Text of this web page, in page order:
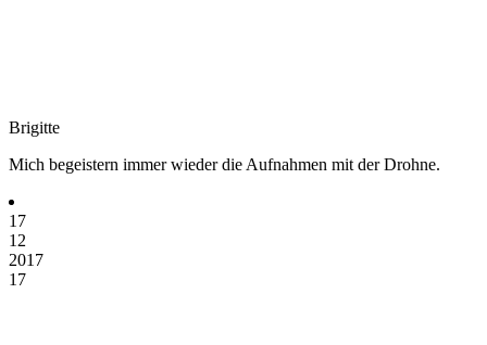
Brigitte
Mich begeistern immer wieder die Aufnahmen mit der Drohne.
17
12
2017
17